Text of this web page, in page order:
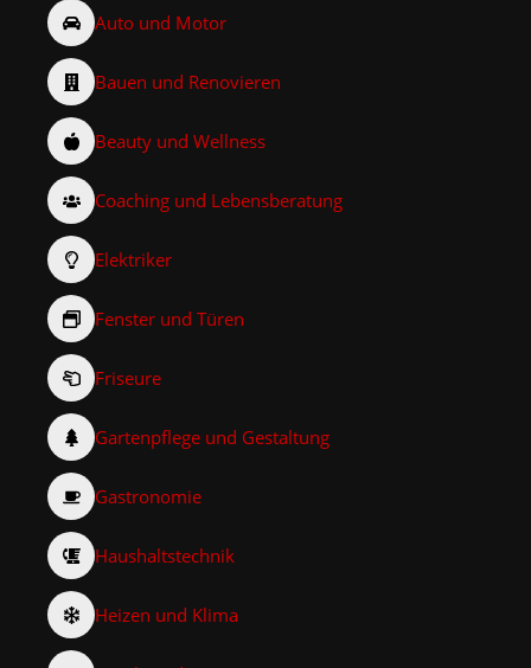
Auto und Motor
Bauen und Renovieren
Beauty und Wellness
Coaching und Lebensberatung
Elektriker
Fenster und Türen
Friseure
Gartenpflege und Gestaltung
Gastronomie
Haushaltstechnik
Heizen und Klima